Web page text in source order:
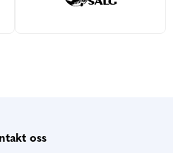
oss